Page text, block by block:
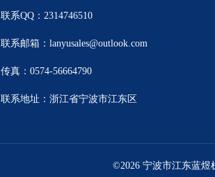
联系QQ：2314746510
联系邮箱：lanyusales@outlook.com
传真：0574-56664790
联系地址：浙江省宁波市江东区
©2026 宁波市江东蓝